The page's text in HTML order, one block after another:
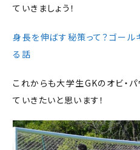
ていきましょう！
身長を伸ばす秘策って？ゴー
る話
これからも大学生GKのオビ・
ていきたいと思います！